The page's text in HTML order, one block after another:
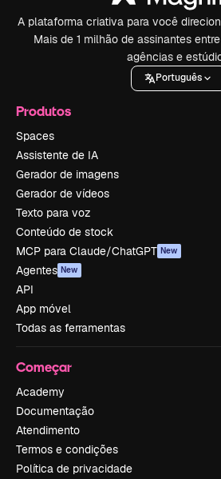
A plataforma criativa para você
Mais de 1 milhão de assinantes
agências e
Português
Produtos
Spaces
Assistente de IA
Gerador de imagens
Gerador de vídeos
Texto para voz
Conteúdo de stock
MCP para Claude/ChatGPT New
Agentes New
API
App móvel
Todas as ferramentas
Começar
Academy
Documentação
Atendimento
Termos e condições
Política de privacidade